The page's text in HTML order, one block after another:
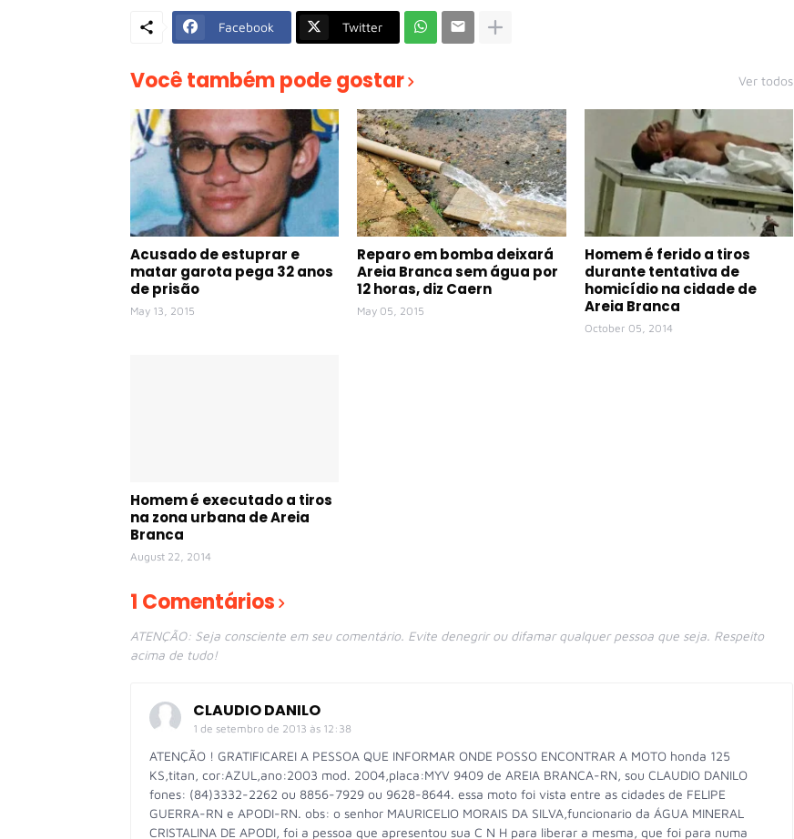
Facebook Twitter
Você também pode gostar Ver todos
Acusado de estuprar e
matar garota pega 32 anos
de prisão
May 13, 2015
Reparo em bomba deixará
Areia Branca sem água por
12 horas, diz Caern
May 05, 2015
Homem é ferido a tiros
durante tentativa de
homicídio na cidade de
Areia Branca
October 05, 2014
Homem é executado a tiros
na zona urbana de Areia
Branca
August 22, 2014
1 Comentários
ATENÇÃO: Seja consciente em seu comentário. Evite denegrir ou difamar qualquer pessoa que seja. Respeito
acima de tudo!
CLAUDIO DANILO
1 de setembro de 2013 às 12:38
ATENÇÃO ! GRATIFICAREI A PESSOA QUE INFORMAR ONDE POSSO ENCONTRAR A MOTO honda 125
KS,titan, cor:AZUL,ano:2003 mod. 2004,placa:MYV 9409 de AREIA BRANCA-RN, sou CLAUDIO DANILO
fones: (84)3332-2262 ou 8856-7929 ou 9628-8644. essa moto foi vista entre as cidades de FELIPE
GUERRA-RN e APODI-RN. obs: o senhor MAURICELIO MORAIS DA SILVA,funcionario da ÁGUA MINERAL
CRISTALINA DE APODI, foi a pessoa que apresentou sua C N H para liberar a mesma, que foi para numa